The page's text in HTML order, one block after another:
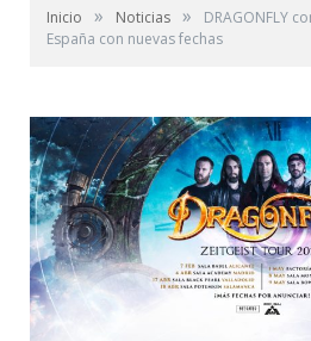
Inicio » Noticias »
DRAGONFLY
España con nuevas fechas